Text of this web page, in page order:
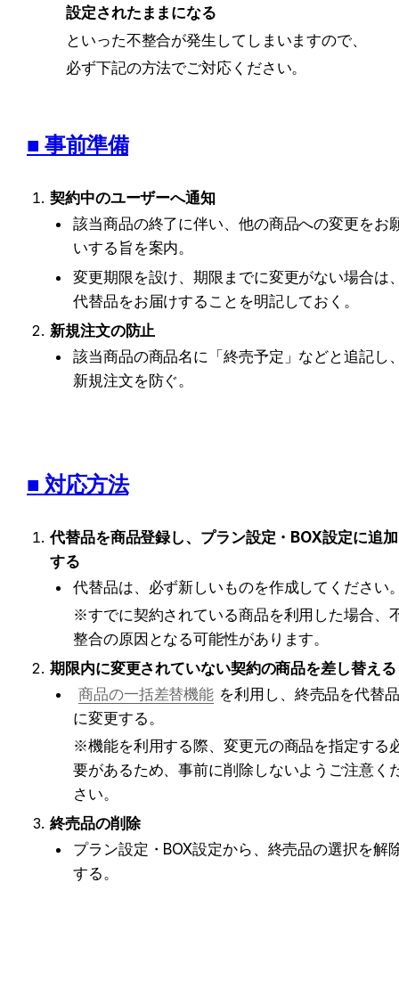
設定されたままになる
といった不整合が発生してしまいますので、
必ず下記の方法でご対応ください。
■ 事前準備
契約中のユーザーへ通知
該当商品の終了に伴い、他の商品への変更をお
いする旨を案内。
変更期限を設け、期限までに変更がない場合は
代替品をお届けすることを明記しておく。
新規注文の防止
該当商品の商品名に「終売予定」などと追記し
新規注文を防ぐ。
■ 対応方法
代替品を商品登録し、プラン設定・BOX設定に追加
する
代替品は、必ず新しいものを作成してください
※すでに契約されている商品を利用した場合、
整合の原因となる可能性があります。
期限内に変更されていない契約の商品を差し替える
商品の一括差替機能 を利用し、終売品を代替品
に変更する。
※機能を利用する際、変更元の商品を指定する
要があるため、事前に削除しないようご注意く
さい。
終売品の削除
プラン設定・BOX設定から、終売品の選択を解
する。